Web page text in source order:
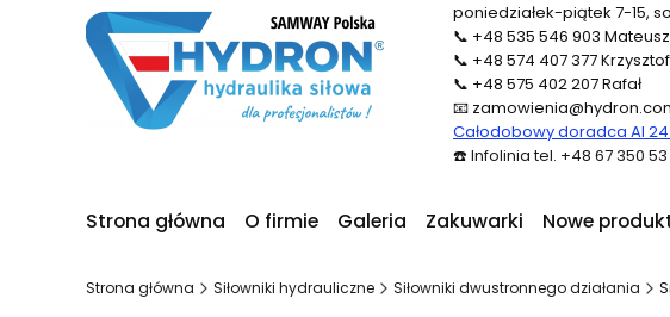
poniedziałek-piątek 7-15,
📞 +48 535 546 903 Mateusz
📞 +48 574 407 377Krzysztof
📞 +48 575 402 207Rafał
📧
Całodobowy doradca AI
☎️ Infolinia tel. +48 67 350 53
Strona główna O firmie Galeria Zakuwarki Nowe
Strona główna Siłowniki hydrauliczne Siłowniki dwustronnego działania